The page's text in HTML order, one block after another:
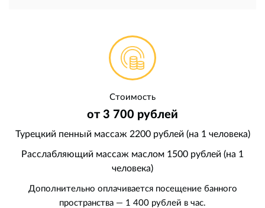
Стоимость
от 3 700 рублей
Турецкий пенный массаж 2200 рублей (на 1 человека)
Расслабляющий массаж маслом 1500 рублей (на 1
человека)
Дополнительно оплачивается посещение банного
пространства — 1 400 рублей в час.